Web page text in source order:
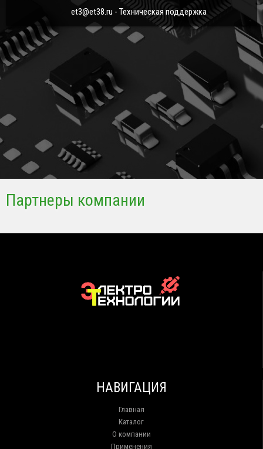
et3@et38.ru - Техническая поддержка
Партнеры компании
НАВИГАЦИЯ
Главная
Каталог
О компании
Применения